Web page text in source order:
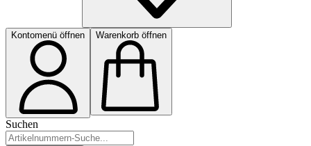
Kontomenü öffnen Warenkorb öffnen
Suchen